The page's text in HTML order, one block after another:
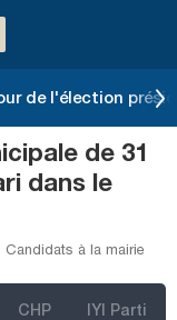
de l'élection
de 31
dans le
Candidats à la mairie
CHP IYI Parti